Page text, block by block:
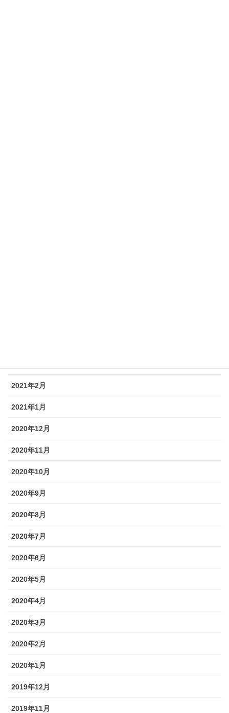
2021年2月
2021年1月
2020年12月
2020年11月
2020年10月
2020年9月
2020年8月
2020年7月
2020年6月
2020年5月
2020年4月
2020年3月
2020年2月
2020年1月
2019年12月
2019年11月